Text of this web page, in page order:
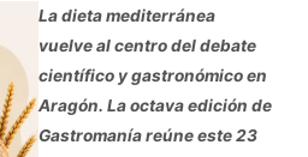
La dieta mediterránea
vuelve al centro del debate
científico y gastronómico en
Aragón. La octava edición de
Gastromanía reúne este 23